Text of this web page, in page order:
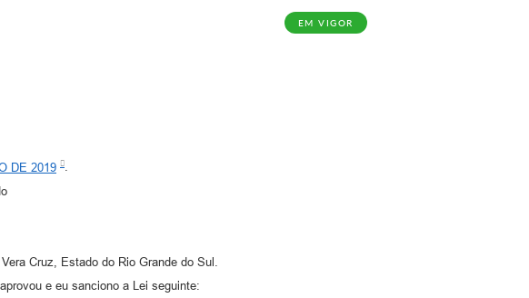
EM VIGOR
DE 2019
.
Cruz, Estado do Rio Grande do Sul.
e eu sanciono a Lei seguinte: